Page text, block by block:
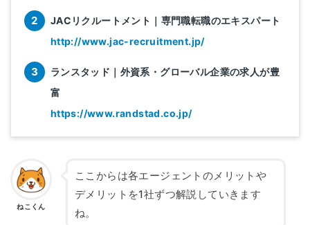
JACリクルートメント｜専門職転職のエキスパート
http://www.jac-recruitment.jp/
ランスタッド｜外資系・グローバル企業の求人が豊
富
https://www.randstad.co.jp/
ねこくん
ここからは各エージェントのメリットや
デメリットを1社ずつ解説していきます
ね。